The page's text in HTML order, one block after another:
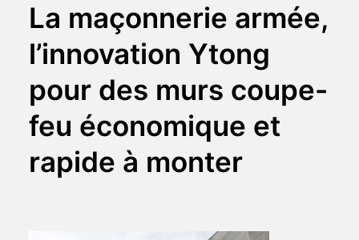
La maçonnerie armée,
l’innovation Ytong
pour des murs coupe-
feu économique et
rapide à monter